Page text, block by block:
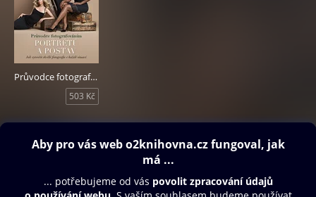
Průvodce fotografováním portrétů a postav
503 Kč
Obsah ke stažení